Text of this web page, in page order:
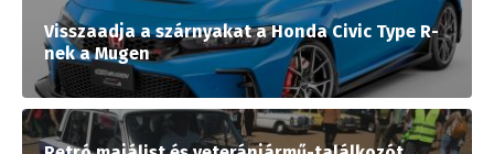
Visszaadja a szárnyakat a Honda Civic Type R-
nek a Mugen